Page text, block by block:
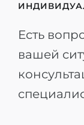
Есть
вашей